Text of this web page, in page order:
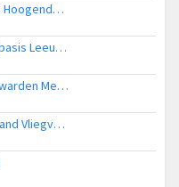
Lifeliner 2 naar Bodegraven, J.C. Hoogendoornlaan
Ambulancehelikopter naar Vliegbasis Leeuwarden
Ambulancehelikopter naar Leeuwarden Medical Center Heliport
Ambulancehelikopter naar Ameland Vliegveld Ballum